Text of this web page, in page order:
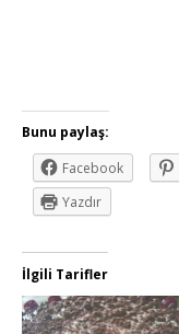
Bunu paylaş:
Facebook
Yazdır
İlgili Tarifler